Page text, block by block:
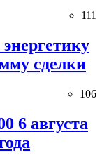
111
сделки
106
6 августа